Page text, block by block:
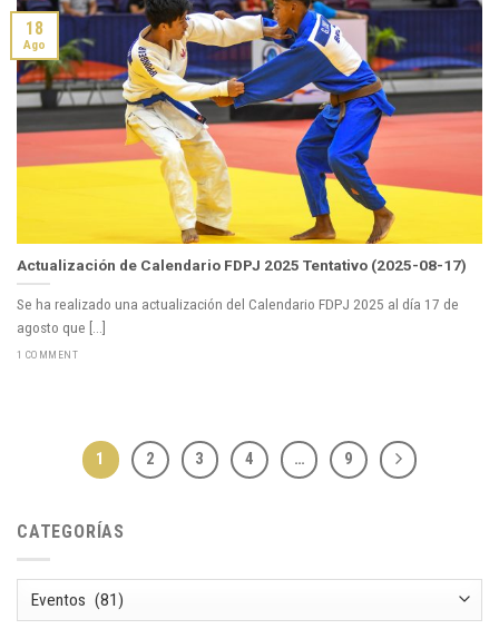
Actualización de Calendario FDPJ 2025 Tentativo (2025-08-17)
Se ha realizado una actualización del Calendario FDPJ 2025 al día 17 de
agosto que [...]
1 COMMENT
18
Ago
1 2 3 4 … 9
CATEGORÍAS
Categorías